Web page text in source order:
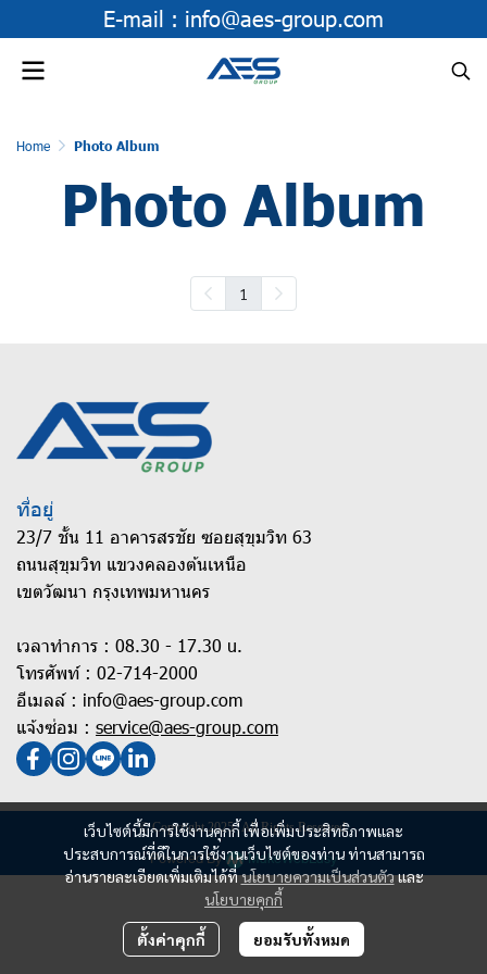
E-mail : info@aes-group.com
Home Photo Album
Photo Album
1
เว็บไซต์นี้มีการใช้งานคุกกี้ เพื่อเพิ่มประสิทธิภาพและ
ประสบการณ์ที่ดีในการใช้งานเว็บไซต์ของท่าน ท่านสามารถ
อ่านรายละเอียดเพิ่มเติมได้ที่นโยบายความเป็นส่วนตัวและ
นโยบายคุกกี้
ตั้งค่าคุกกี้ ยอมรับทั้งหมด
ที่อยู่
23/7 ชั้น 11 อาคารสรชัย ซอยสุขุมวิท 63
ถนนสุขุมวิท แขวงคลองต้นเหนือ
เขตวัฒนา กรุงเทพมหานคร
เวลาทำการ : 08.30 - 17.30 u.
โทรศัพท์ : 02-714-2000
อีเมลล์ : info@aes-group.com
แจ้งซ่อม : service@aes-group.com
© Copyright 2025 | All Rights Reserved.
Powered By MakeWebEasy